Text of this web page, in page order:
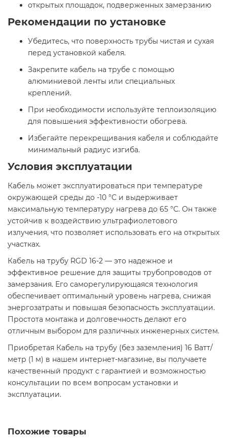
открытых площадок, подверженных замерзанию​
Рекомендации по установке
Убедитесь, что поверхность трубы чистая и сухая
перед установкой кабеля.
Закрепите кабель на трубе с помощью
алюминиевой ленты или специальных
креплений.
При необходимости используйте теплоизоляцию
для повышения эффективности обогрева.
Избегайте перекрещивания кабеля и соблюдайте
минимальный радиус изгиба.​
Условия эксплуатации
Кабель может эксплуатироваться при температуре
окружающей среды до -10 °C и выдерживает
максимальную температуру нагрева до 65 °C. Он также
устойчив к воздействию ультрафиолетового
излучения, что позволяет использовать его на открытых
участках.​
Кабель на трубу RGD 16-2 — это надежное и
эффективное решение для защиты трубопроводов от
замерзания. Его саморегулирующаяся технология
обеспечивает оптимальный уровень нагрева, снижая
энергозатраты и повышая безопасность эксплуатации.
Простота монтажа и долговечность делают его
отличным выбором для различных инженерных систем.​
Приобретая Кабель на трубу (без заземления) 16 Ватт/
метр (1 м) в нашем интернет-магазине, вы получаете
качественный продукт с гарантией и возможностью
консультации по всем вопросам установки и
эксплуатации.​
Похожие товары